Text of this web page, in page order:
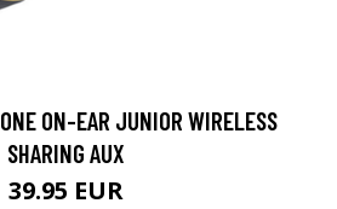
ON-EAR JUNIOR WIRELESS
SHARING AUX
39.95 EUR